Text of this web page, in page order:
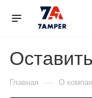
Главная — О